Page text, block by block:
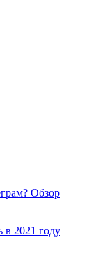
Обзор
в 2021 году